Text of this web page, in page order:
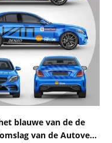
blauwe van de de
van de Autoverf